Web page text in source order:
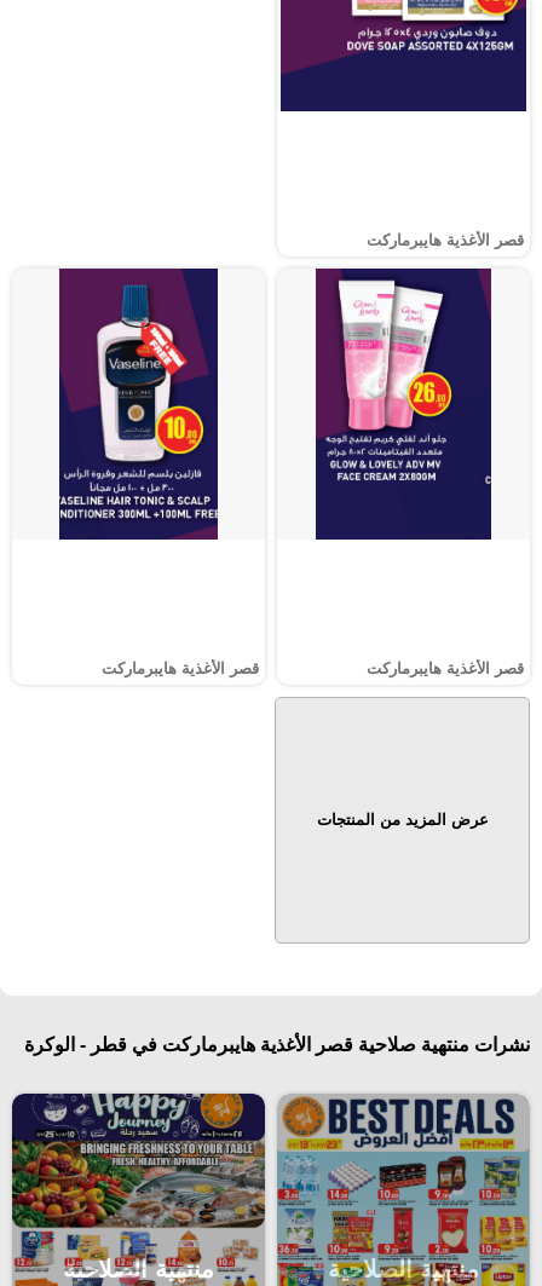
قصر الأغذية هايبرماركت
قصر الأغذية هايبرماركت قصر الأغذية هايبرماركت
عرض المزيد من المنتجات
نشرات منتهية صلاحية قصر الأغذية هايبرماركت في قطر - الوكرة
منتهية الصلاحية منتهية الصلاحية